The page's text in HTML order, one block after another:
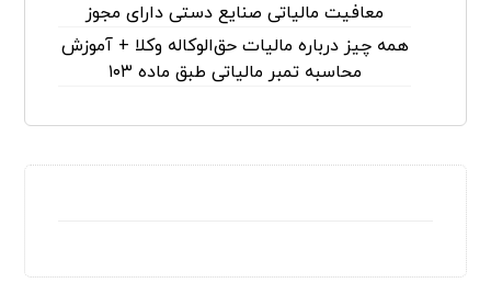
معافیت مالیاتی صنایع دستی دارای مجوز
همه چیز درباره مالیات حق‌الوکاله وکلا + آموزش
محاسبه تمبر مالیاتی طبق ماده ۱۰۳